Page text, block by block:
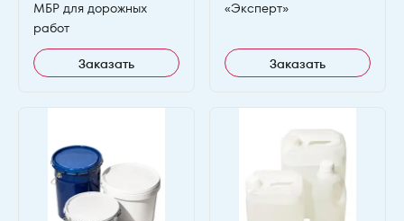
МБР для дорожных
работ
Заказать
«Эксперт»
Заказать